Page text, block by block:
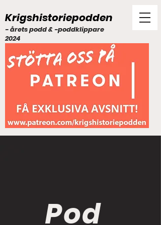
Krigshistoriepodden
- årets podd & -poddklippare
2024
Pod